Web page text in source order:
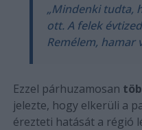
„Mindenki tudta,
ott. A felek
Remélem, hamar
Ezzel párhuzamosan
jelezte, hogy elkerüli a
érezteti hatását a régió